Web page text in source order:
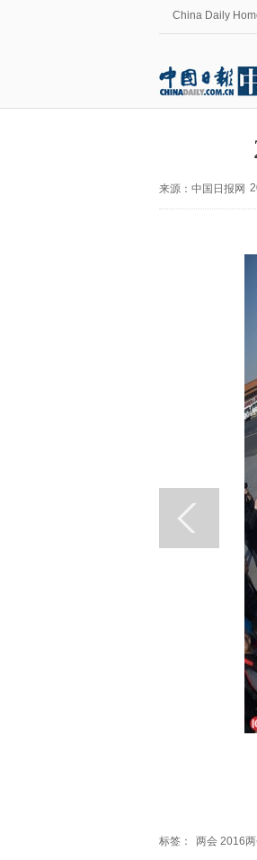
China Daily
来源：中国日报网
标签： 两会 2016